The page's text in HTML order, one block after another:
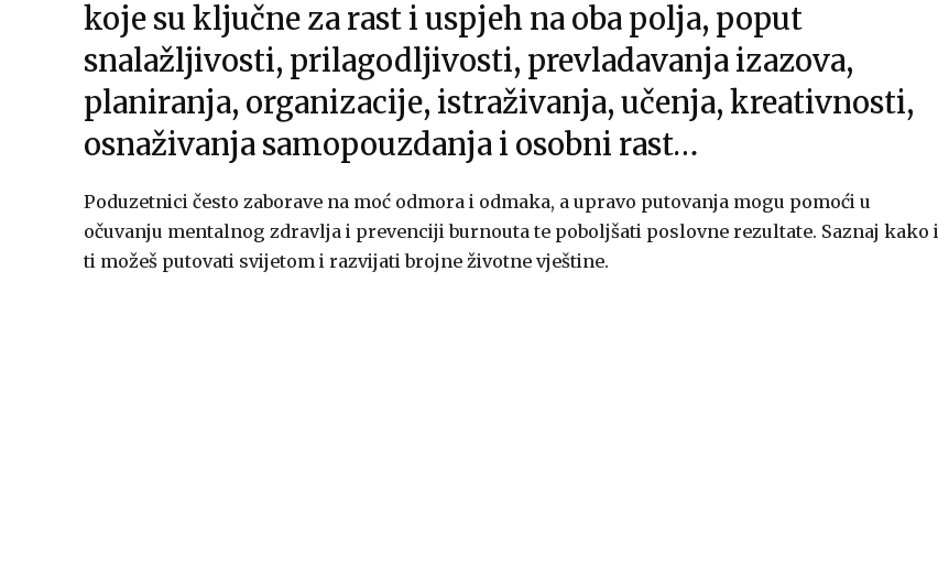
koje su ključne za rast i uspjeh na oba polja, poput
snalažljivosti, prilagodljivosti, prevladavanja izazova,
planiranja, organizacije, istraživanja, učenja, kreativnosti,
osnaživanja samopouzdanja i osobni rast…
Poduzetnici često zaborave na moć odmora i odmaka, a upravo putovanja mogu pomoći u
očuvanju mentalnog zdravlja i prevenciji burnouta te poboljšati poslovne rezultate. Saznaj kako i
ti možeš putovati svijetom i razvijati brojne životne vještine.